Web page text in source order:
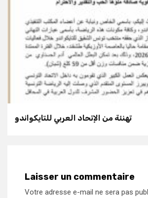
تهنئة من الإتحاد العربي للتايكواندو
Laisser un commentaire
Votre adresse e-mail ne sera pas